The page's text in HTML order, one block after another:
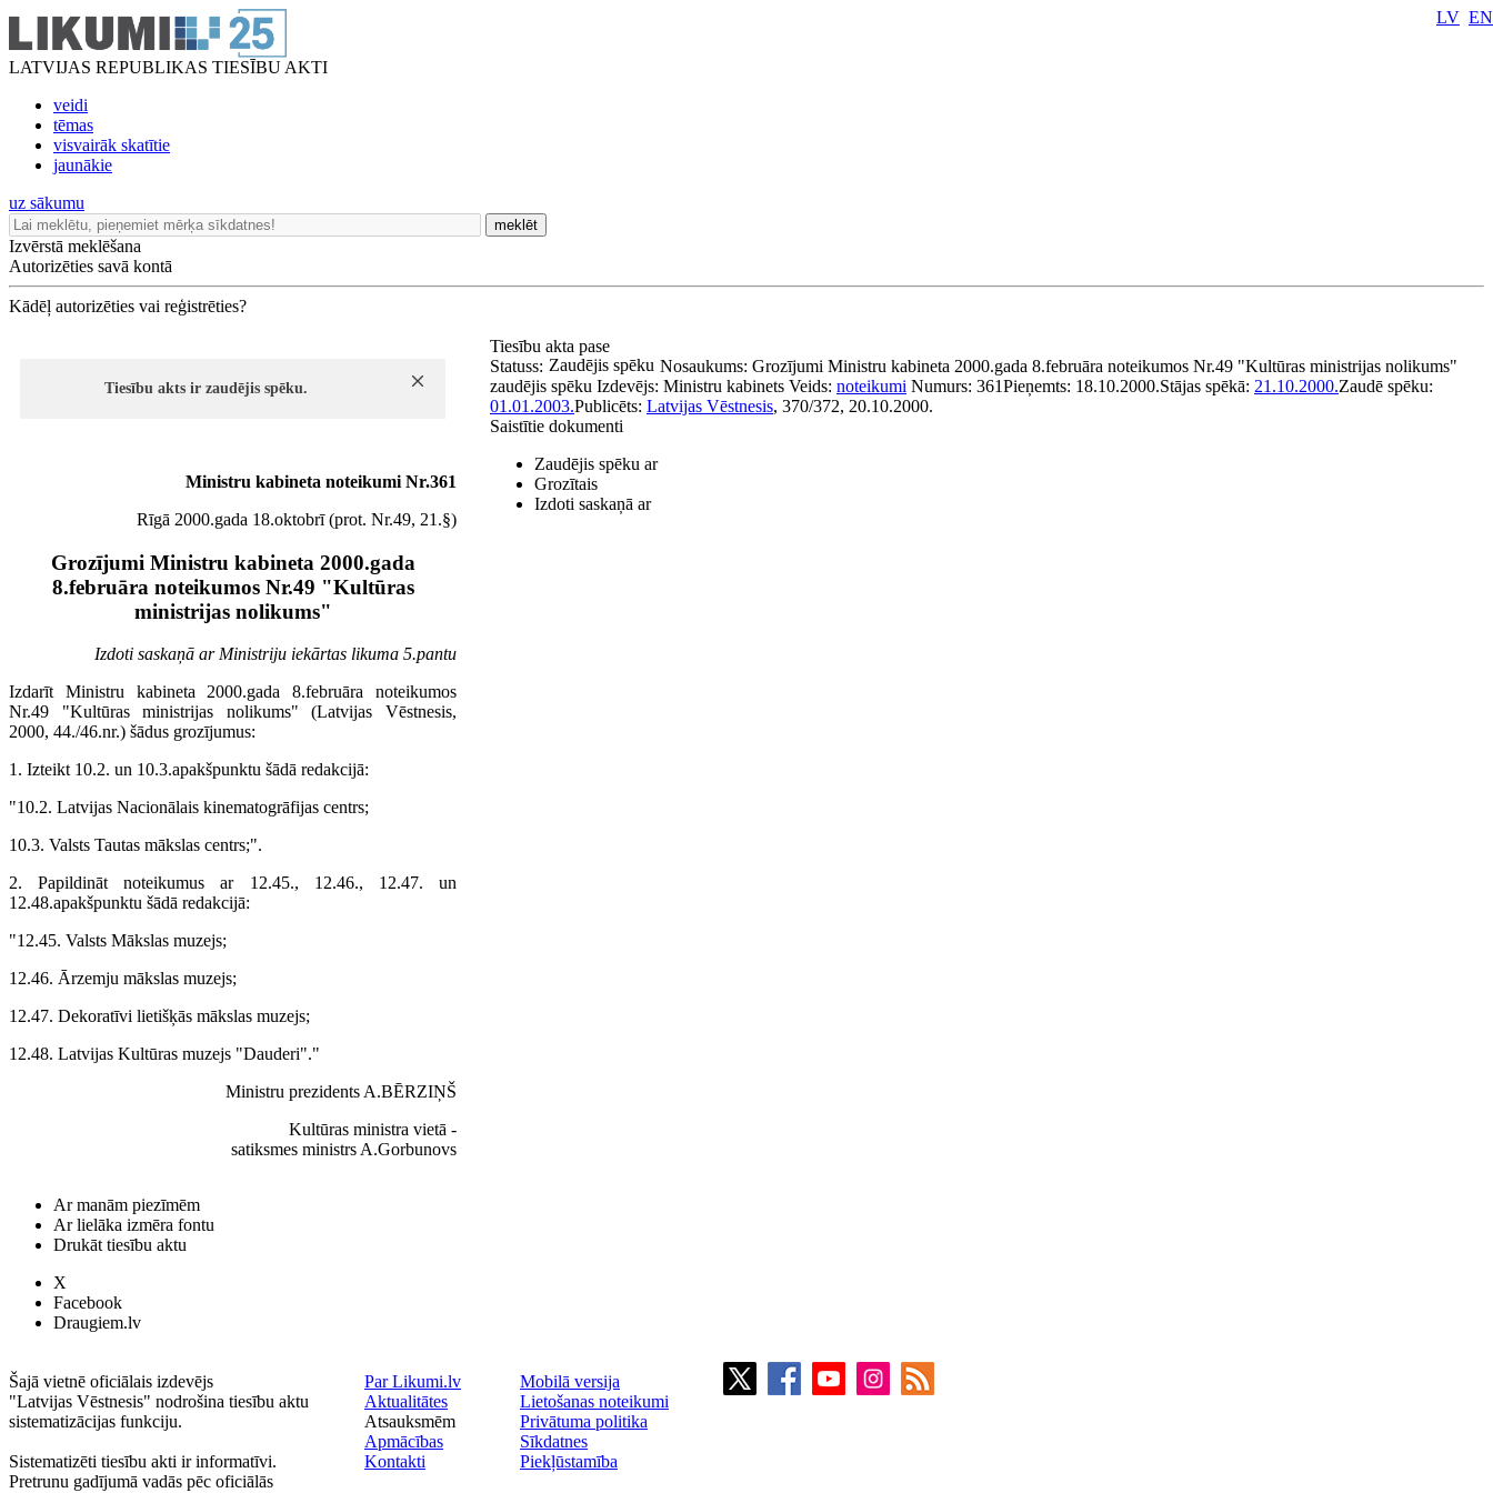
LATVIJAS REPUBLIKAS TIESĪBU AKTI
veidi
tēmas
visvairāk skatītie
jaunākie
LV EN
uz sākumu
meklēt
Izvērstā meklēšana
Autorizēties savā kontā
Kādēļ autorizēties vai reģistrēties?
Tiesību akts ir zaudējis spēku.
Ministru kabineta noteikumi Nr.361
Rīgā 2000.gada 18.oktobrī (prot. Nr.49, 21.§)
Grozījumi Ministru kabineta 2000.gada
8.februāra noteikumos Nr.49 "Kultūras
ministrijas nolikums"
Izdoti saskaņā ar Ministriju iekārtas likuma 5.pantu
Izdarīt Ministru kabineta 2000.gada 8.februāra noteikumos
Nr.49 "Kultūras ministrijas nolikums" (Latvijas Vēstnesis,
2000, 44./46.nr.) šādus grozījumus:
1. Izteikt 10.2. un 10.3.apakšpunktu šādā redakcijā:
"10.2. Latvijas Nacionālais kinematogrāfijas centrs;
10.3. Valsts Tautas mākslas centrs;".
2. Papildināt noteikumus ar 12.45., 12.46., 12.47. un
12.48.apakšpunktu šādā redakcijā:
"12.45. Valsts Mākslas muzejs;
12.46. Ārzemju mākslas muzejs;
12.47. Dekoratīvi lietišķās mākslas muzejs;
12.48. Latvijas Kultūras muzejs "Dauderi"."
Ministru prezidents A.BĒRZIŅŠ
Kultūras ministra vietā -
satiksmes ministrs A.Gorbunovs
Tiesību akta pase
Nosaukums: Grozījumi Ministru kabineta 2000.gada 8.februāra noteikumos Nr.49 "Kultūras ministrijas nolikums"
Statuss: Zaudējis spēku
zaudējis spēku Izdevējs: Ministru kabinets Veids: noteikumi Numurs: 361Pieņemts: 18.10.2000.Stājas spēkā: 21.10.2000.Zaudē spēku:
01.01.2003.Publicēts: Latvijas Vēstnesis, 370/372, 20.10.2000.
Saistītie dokumenti
Zaudējis spēku ar
Grozītais
Izdoti saskaņā ar
Ar manām piezīmēm
Ar lielāka izmēra fontu
Drukāt tiesību aktu
X
Facebook
Draugiem.lv
Šajā vietnē oficiālais izdevējs
"Latvijas Vēstnesis" nodrošina tiesību aktu
sistematizācijas funkciju.
Sistematizēti tiesību akti ir informatīvi.
Pretrunu gadījumā vadās pēc oficiālās
Par Likumi.lv
Aktualitātes
Atsauksmēm
Apmācības
Kontakti
Mobilā versija
Lietošanas noteikumi
Privātuma politika
Sīkdatnes
Piekļūstamība